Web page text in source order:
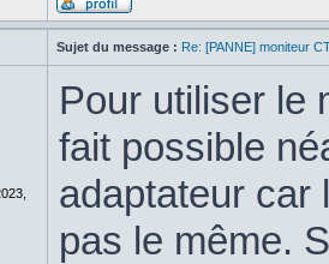
Sujet du message : Re: [PANNE] moniteur
Pour utiliser le
fait possible
adaptateur car
pas le même.